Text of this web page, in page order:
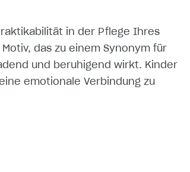
in der Pflege Ihres
das zu einem Synonym für
und beruhigend wirkt. Kinder
emotionale Verbindung zu